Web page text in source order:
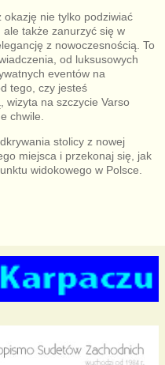
okazję nie tylko podziwiać
także zanurzyć się w
z nowoczesnością. To
od luksusowych
eventów na
tego, czy jesteś
wizyta na szczycie Varso
chwile.
stolicy z nowej
miejsca i przekonaj się, jak
widokowego w Polsce.